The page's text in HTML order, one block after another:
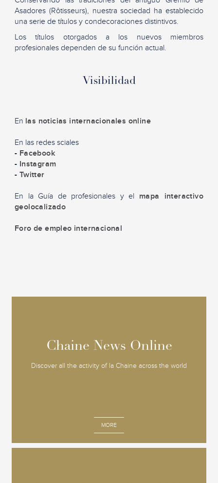
Asadores (Rôtisseurs), nuestra sociedad ha establecido
una serie de títulos y condecoraciones distintivos.
Los títulos otorgados a los nuevos miembros
profesionales dependen de su función actual.
Visibilidad
En las noticias internacionales online
En las redes sciales
- Facebook
- Instagram
- Twitter
En la Guía de profesionales y el mapa interactivo
geolocalizado
Foro de empleo internacional
Chaine News Online
Discover all the activity of la Chaine across the world
MORE
Chaine News Online